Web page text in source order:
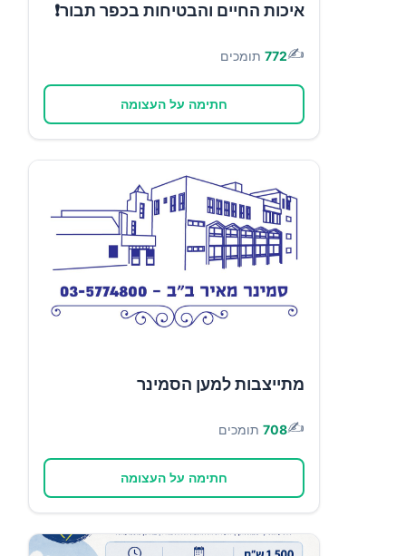
איכות החיים והבטיחות בכפר תבור❗
✍️
772 תומכים
חתימה על העצומה
מתייצבות למען הסמינר
✍️
708 תומכים
חתימה על העצומה